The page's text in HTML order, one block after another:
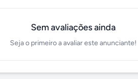
Sem avaliações ainda
Seja o primeiro a avaliar este anunciante!